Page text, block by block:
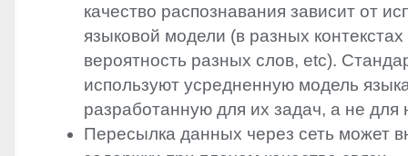
качество распознавания зависит от
языковой модели (в разных
вероятность разных слов, etc).
используют усредненную модель
разработанную для их задач, а не для
Пересылка данных через сеть может